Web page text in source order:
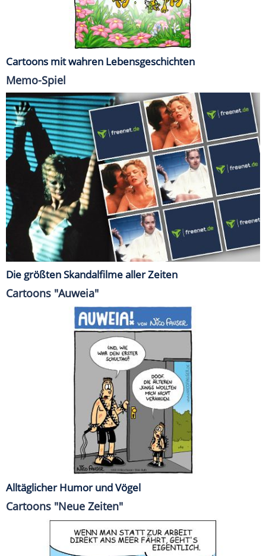
Cartoons mit wahren Lebensgeschichten
Memo-Spiel
Die größten Skandalfilme aller Zeiten
Cartoons "Auweia"
Alltäglicher Humor und Vögel
Cartoons "Neue Zeiten"